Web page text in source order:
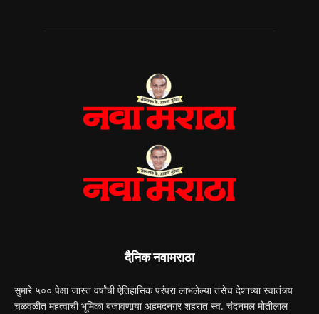
दैनिक नवामराठा
सुमारे ५०० पेक्षा जास्त वर्षांची ऐतिहासिक परंपरा लाभलेल्या तसेच देशाच्या स्वातंत्र्य
चळवळीत महत्वाची भूमिका बजावणार्‍या अहमदनगर शहरात स्व. चंदनमल मोतीलाल